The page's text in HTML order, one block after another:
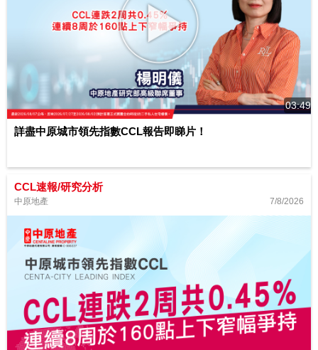
03:49
詳盡中原城市領先指數CCL報告即睇片！
CCL速報/研究分析
中原地產 7/8/2026